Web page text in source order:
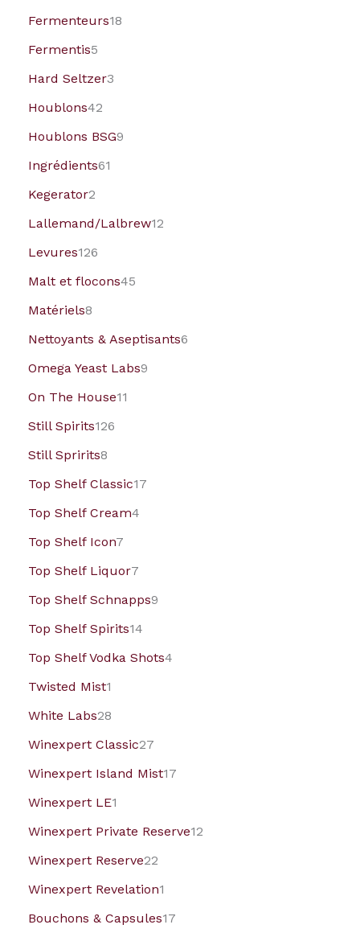
Fermenteurs18
Fermentis5
Hard Seltzer3
Houblons42
Houblons BSG9
Ingrédients61
Kegerator2
Lallemand/Lalbrew12
Levures126
Malt et flocons45
Matériels8
Nettoyants & Aseptisants6
Omega Yeast Labs9
On The House11
Still Spirits126
Still Spririts8
Top Shelf Classic17
Top Shelf Cream4
Top Shelf Icon7
Top Shelf Liquor7
Top Shelf Schnapps9
Top Shelf Spirits14
Top Shelf Vodka Shots4
Twisted Mist1
White Labs28
Winexpert Classic27
Winexpert Island Mist17
Winexpert LE1
Winexpert Private Reserve12
Winexpert Reserve22
Winexpert Revelation1
Bouchons & Capsules17